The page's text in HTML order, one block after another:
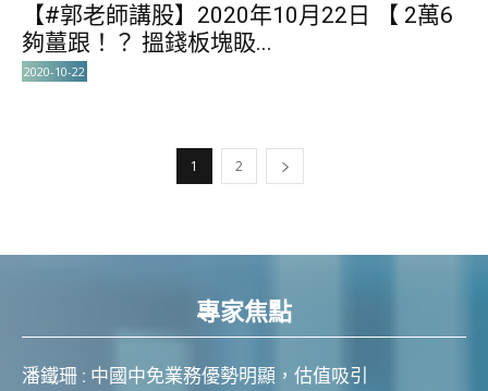
【#郭老師講股】2020年10月22日 【 2萬6
夠薑跟！？ 搵錢板塊𥄫...
2020-10-22
1 2
專家焦點
潘鐵珊 : 中國中免業務優勢明顯，估值吸引